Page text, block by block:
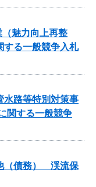
魅力向上再整
する一般競争入札
水路等特別対策事
する一般競争
（債務） 渓流保